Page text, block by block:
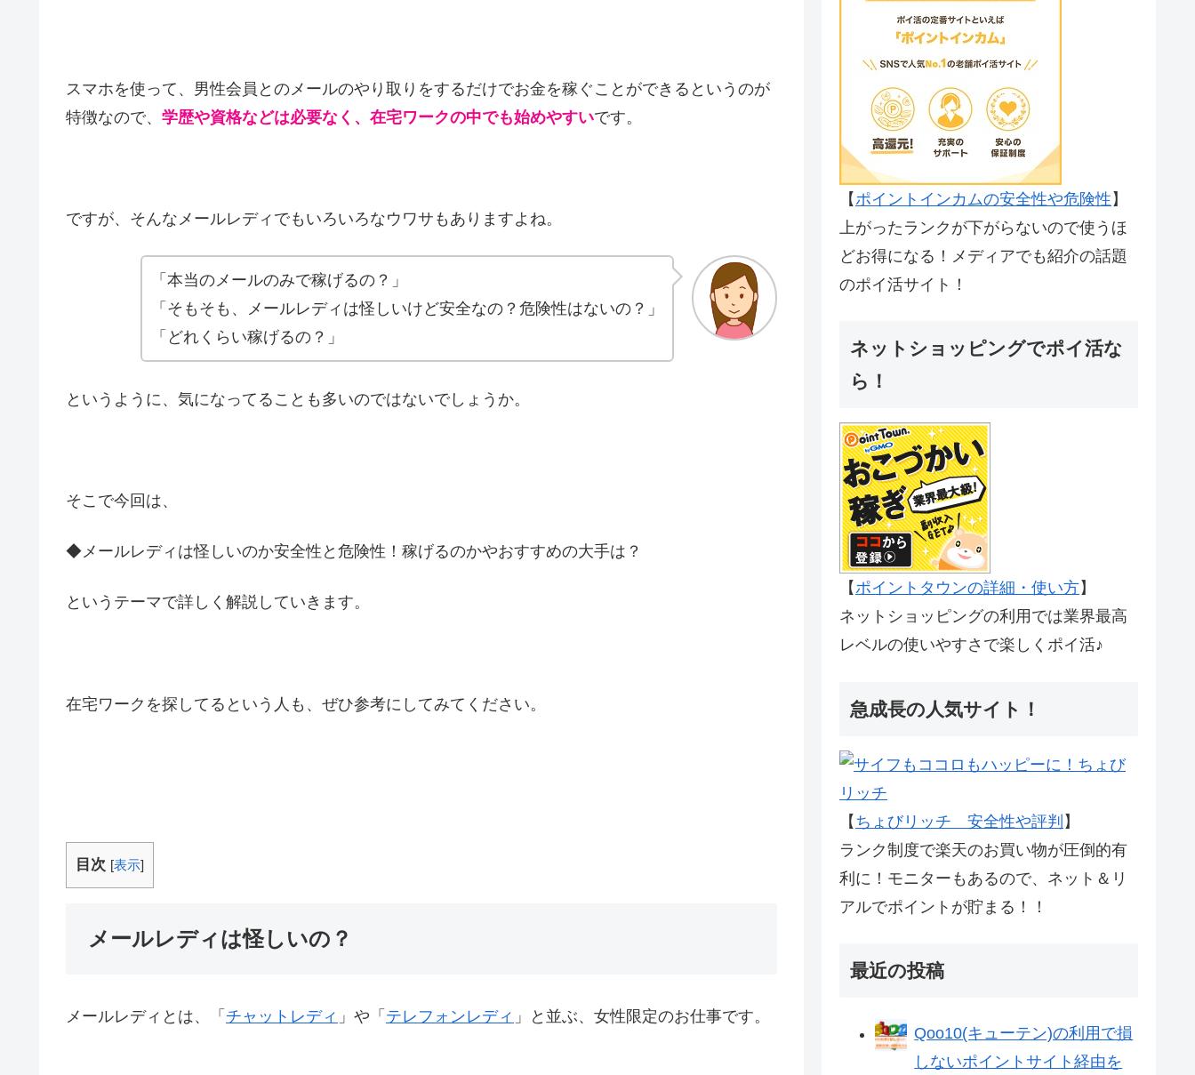
スマホを使って、男性会員とのメールのやり取りをするだけでお金を稼ぐことができるというのが
特徴なので、 学歴や資格などは必要なく、在宅ワークの中でも始めやすいです。
ですが、そんなメールレディでもいろいろなウワサもありますよね。
「本当のメールのみで稼げるの？」
「そもそも、メールレディは怪しいけど安全なの？危険性はないの？」
「どれくらい稼げるの？」
というように、気になってることも多いのではないでしょうか。
そこで今回は、
◆メールレディは怪しいのか安全性と危険性！稼げるのかやおすすめの大手は？
というテーマで詳しく解説していきます。
在宅ワークを探してるという人も、ぜひ参考にしてみてください。
目次 [表示]
メールレディは怪しいの？
メールレディとは、「 チャットレディ 」や「 テレフォンレディ 」と並ぶ、女性限定のお仕事です。
【ポイントインカムの安全性や危険性 】
上がったランクが下がらないので使うほ
どお得になる！メディアでも紹介の話題
のポイ活サイト！
ネットショッピングでポイ活な
ら！
【ポイントタウンの詳細・使い方】
ネットショッピングの利用では業界最高
レベルの使いやすさで楽しくポイ活♪
急成長の人気サイト！
【 ちょびリッチ 安全性や評判 】
ランク制度で楽天のお買い物が圧倒的有
利に！モニターもあるので、ネット＆リ
アルでポイントが貯まる！！
最近の投稿
Qoo10(キューテン)の利用で損
しないポイントサイト経由を